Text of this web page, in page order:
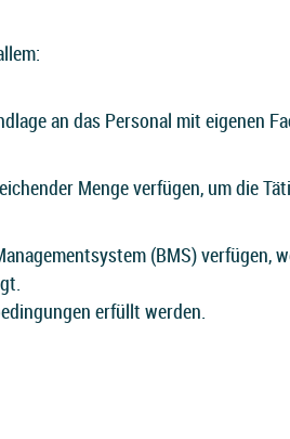
an das Personal mit eigenen
Menge verfügen, um die
(BMS) verfügen,
erfüllt werden.